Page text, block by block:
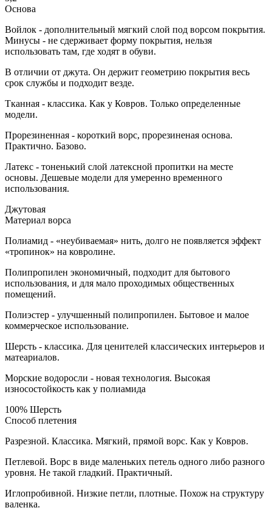
Основа
Войлок - дополнительный мягкий слой под ворсом покрытия.
Минусы - не сдерживает форму покрытия, нельзя
использовать там, где ходят в обуви.
В отличии от джута. Он держит геометрию покрытия весь
срок службы и подходит везде.
Тканная - классика. Как у Ковров. Только определенные
модели.
Прорезиненная - короткий ворс, прорезиненая основа.
Практично. Базово.
Латекс - тоненький слой латексной пропитки на месте
основы. Дешевые модели для умеренно временного
использования.
Джутовая
Материал ворса
Полиамид - «неубиваемая» нить, долго не появляется эффект
«тропинок» на ковролине.
Полипропилен экономичный, подходит для бытового
использования, и для мало проходимых общественных
помещений.
Полиэстер - улучшенный полипропилен. Бытовое и малое
коммерческое использование.
Шерсть - классика. Для ценителей классических интерьеров и
матеариалов.
Морские водоросли - новая технология. Высокая
износостойкость как у полиамида
100% Шерсть
Способ плетения
Разрезной. Классика. Мягкий, прямой ворс. Как у Ковров.
Петлевой. Ворс в виде маленьких петель одного либо разного
уровня. Не такой гладкий. Практичный.
Иглопробивной. Низкие петли, плотные. Похож на структуру
валенка.